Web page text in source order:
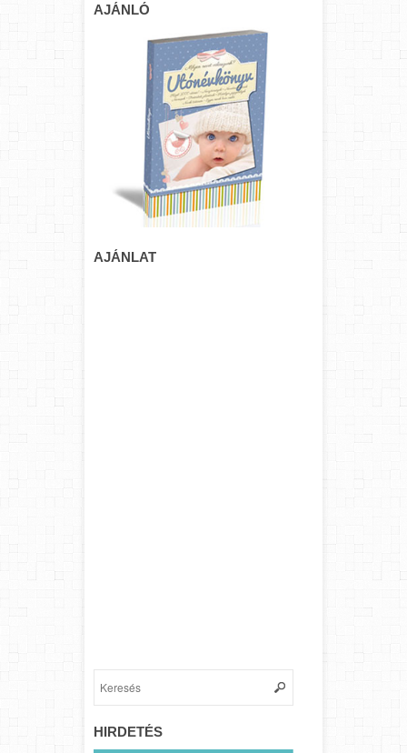
AJÁNLÓ
AJÁNLAT
HIRDETÉS